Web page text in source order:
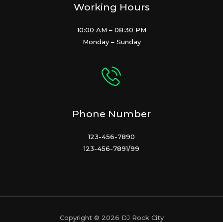
Working Hours
10:00 AM – 08:30 PM
Monday – Sunday
Phone Number
123-456-7890
123-456-7891/99
Copyright © 2026 DJ Rock City